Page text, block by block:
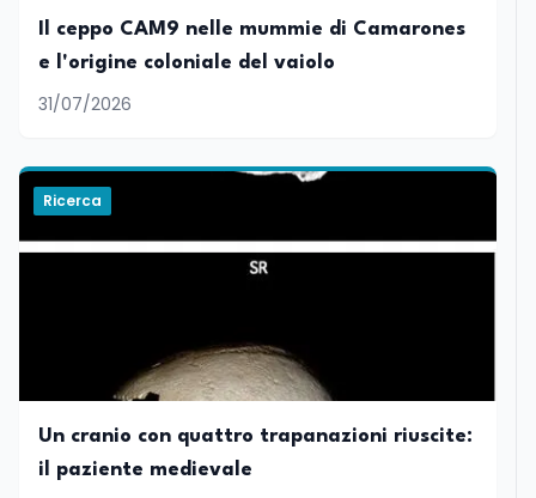
Il ceppo CAM9 nelle mummie di Camarones
e l'origine coloniale del vaiolo
31/07/2026
Ricerca
Un cranio con quattro trapanazioni riuscite:
il paziente medievale